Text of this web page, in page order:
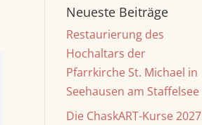
Neueste Beiträge
Restaurierung des
Hochaltars der
Pfarrkirche St. Michael in
Seehausen am Staffelsee
Die ChaskART-Kurse 2027